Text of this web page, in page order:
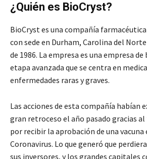
¿Quién es BioCryst?
BioCryst es una compañía
con sede en Durham, Carolina del
de 1986. La empresa es una empresa
etapa avanzada que se centra en
enfermedades raras y graves.
Las acciones de esta compañía habían
gran retroceso el año pasado gracias
por recibir la aprobación de una vacuna
Coronavirus. Lo que generó que
sus inversores, y los grandes capitales